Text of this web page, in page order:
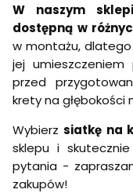
W naszym
dostępną w
w montażu,
jej
przed
krety na głębokości
Wybierzsiatkę na
sklepu i
pytania -
zakupów!